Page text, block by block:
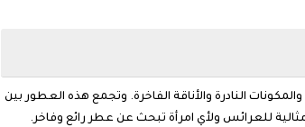
النادرة والأناقة الفاخرة. وتجمع هذه العطور بين
للعرائس ولأي امرأة تبحث عن عطر رائع وفاخر.